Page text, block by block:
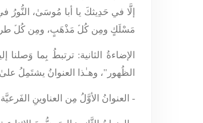
إلَّا في حَدِيثكَ يا أبا مُوسَىٰ،
مَسْلَكٍ ومِن كُلﱢ مَذْهَبٍ، ومِن كُلﱢ
الإضاءةُ الثانية: ترتبطُ بِما وَصلنا
الظُهور"، وهـٰذا العنوانُ يشتَمِلُ
- العنوانُ الأوَّلُ مِن العناوينِ